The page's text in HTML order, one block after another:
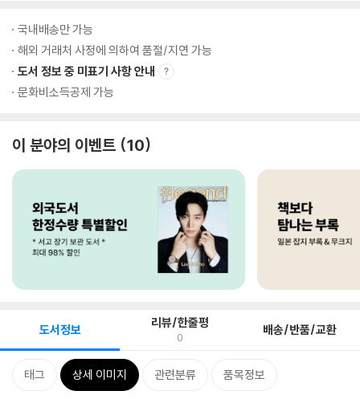
국내배송만 가능
해외 거래처 사정에 의하여 품절/지연 가능
도서 정보 중 미표기 사항 안내
문화비소득공제 가능
이 분야의 이벤트 10
도서정보 리뷰/한줄평
0 배송/반품/교환
태그 상세 이미지 관련분류 품목정보